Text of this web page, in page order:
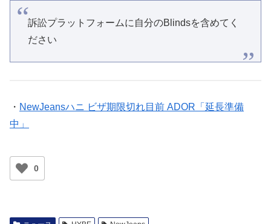
訴訟プラットフォームに自分のBlindsを含めてく
ださい
・ NewJeansハニ ビザ期限切れ目前 ADOR「延長準備
中」
0